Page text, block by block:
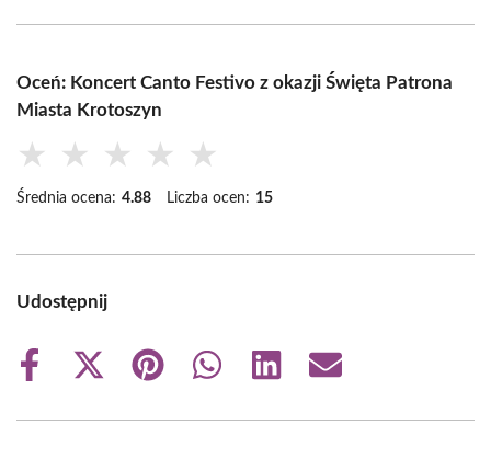
Oceń: Koncert Canto Festivo z okazji Święta Patrona
Miasta Krotoszyn
★ ★ ★ ★ ★
Średnia ocena: 4.88 Liczba ocen: 15
Udostępnij
Share
Share
(Twitter)
Share
Share
Share
Share